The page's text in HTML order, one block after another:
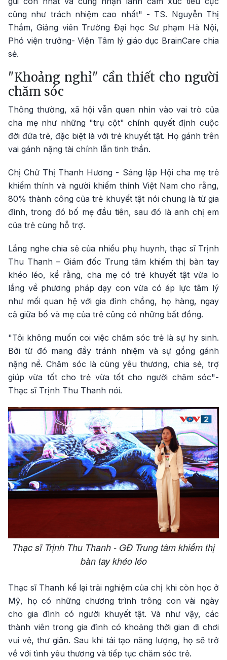
cũng như trách nhiệm cao nhất" - TS. Nguyễn Thị
Thắm, Giảng viên Trường Đại học Sư phạm Hà Nội,
Phó viện trưởng- Viện Tâm lý giáo dục BrainCare chia
sẻ.
"Khoảng nghỉ" cần thiết cho người
chăm sóc
Thông thường, xã hội vẫn quen nhìn vào vai trò của
cha mẹ như những "trụ cột" chính quyết định cuộc
đời đứa trẻ, đặc biệt là với trẻ khuyết tật. Họ gánh trên
vai gánh nặng tài chính lẫn tinh thần.
Chị Chử Thị Thanh Hương - Sáng lập Hội cha mẹ trẻ
khiếm thính và người khiếm thính Việt Nam cho rằng,
80% thành công của trẻ khuyết tật nói chung là từ gia
đình, trong đó bố mẹ đầu tiên, sau đó là anh chị em
của trẻ cùng hỗ trợ.
Lắng nghe chia sẻ của nhiều phụ huynh, thạc sĩ Trịnh
Thu Thanh – Giám đốc Trung tâm khiếm thị bàn tay
khéo léo, kể rằng, cha mẹ có trẻ khuyết tật vừa lo
lắng về phương pháp dạy con vừa có áp lực tâm lý
như mối quan hệ với gia đình chồng, họ hàng, ngay
cả giữa bố và mẹ của trẻ cũng có những bất đồng.
"Tôi không muốn coi việc chăm sóc trẻ là sự hy sinh.
Bởi từ đó mang đầy tránh nhiệm và sự gồng gánh
nặng nề. Chăm sóc là cùng yêu thương, chia sẻ, trợ
giúp vừa tốt cho trẻ vừa tốt cho người chăm sóc"-
Thạc sĩ Trịnh Thu Thanh nói.
Thạc sĩ Trịnh Thu Thanh - GĐ Trung tâm khiếm thị
bàn tay khéo léo
Thạc sĩ Thanh kể lại trải nghiệm của chị khi còn học ở
Mỹ, họ có những chương trình trông con vài ngày
cho gia đình có người khuyết tật. Và như vậy, các
thành viên trong gia đình có khoảng thời gian đi chơi
vui vẻ, thư giãn. Sau khi tái tạo năng lượng, họ sẽ trở
về với tình yêu thương và tiếp tục chăm sóc trẻ.